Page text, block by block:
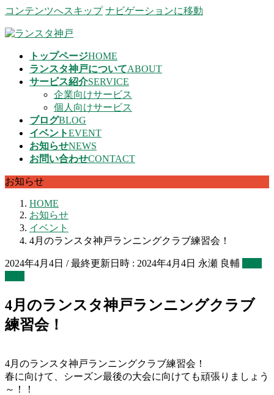
コンテンツへスキップ ナビゲーションに移動
トップページHOME
ランスタ神戸についてABOUT
サービス紹介SERVICE
企業向けサービス
個人向けサービス
ブログBLOG
イベントEVENT
お知らせNEWS
お問い合わせCONTACT
お知らせ
HOME
お知らせ
イベント
4月のランスタ神戸ランニングクラブ練習会！
2024年4月4日 / 最終更新日時 : 2024年4月4日 永瀬 良輔
4月のランスタ神戸ランニングクラブ
練習会！
4月のランスタ神戸ランニングクラブ練習会！
春に向けて、シーズン最後の大会に向けても頑張りましょう
～！！